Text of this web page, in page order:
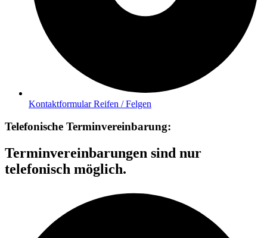
Kontaktformular Reifen / Felgen
Telefonische Terminvereinbarung:
Terminvereinbarungen sind nur
telefonisch möglich.